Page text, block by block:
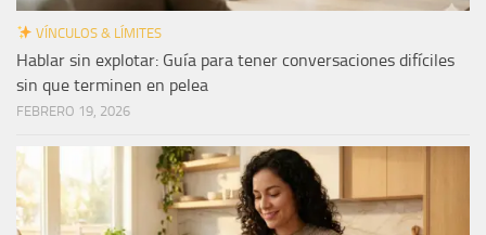
VÍNCULOS & LÍMITES
Hablar sin explotar: Guía para tener conversaciones difíciles
sin que terminen en pelea
FEBRERO 19, 2026